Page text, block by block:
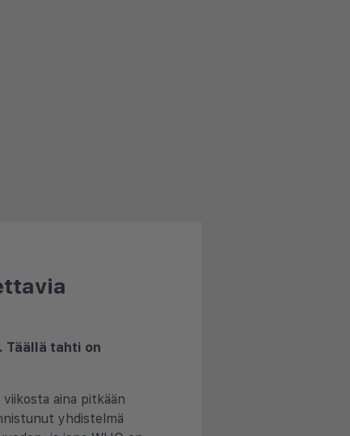
Täällä tahti on
aina pitkään
yhdistelmä